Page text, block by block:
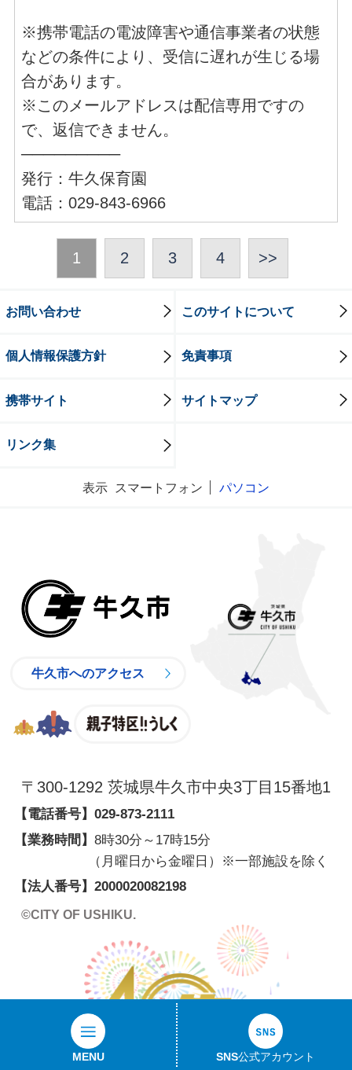
MENU SNS公式アカウント
※携帯電話の電波障害や通信事業者の状態
などの条件により、受信に遅れが生じる場
合があります。
※このメールアドレスは配信専用ですの
で、返信できません。
─────────
発行：牛久保育園
電話：029-843-6966
1 2 3 4 >>
お問い合わせ このサイトについて
個人情報保護方針 免責事項
携帯サイト サイトマップ
リンク集
表示 スマートフォン パソコン
牛久市へのアクセス
〒300-1292 茨城県牛久市中央3丁目15番地1
【電話番号】 029-873-2111
【業務時間】 8時30分～17時15分
（月曜日から金曜日）※一部施設を除く
【法人番号】 2000020082198
©CITY OF USHIKU.